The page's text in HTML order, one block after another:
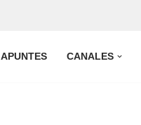
APUNTES CANALES